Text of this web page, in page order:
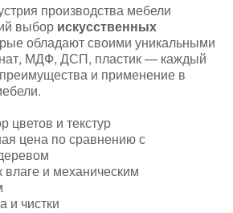
производства мебели
выбор искусственных
обладают своими уникальными
МДФ, ДСП, пластик — каждый
и применение в
цветов и текстур
цена по сравнению с
влаге и механическим
и чистки